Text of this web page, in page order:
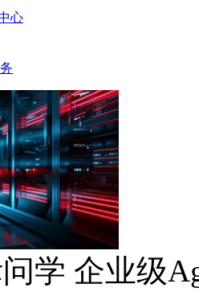
心
学 企业级